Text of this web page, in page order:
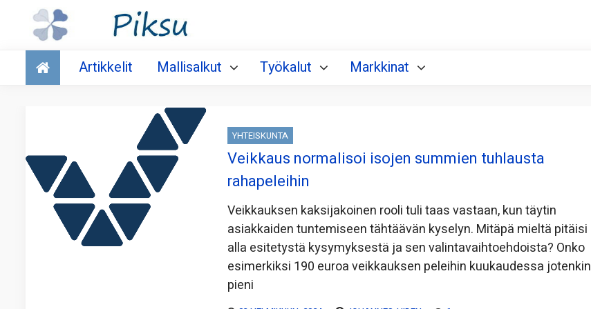
Talous
Artikkelit Mallisalkut Työkalut Markkinat
YHTEISKUNTA
Veikkaus normalisoi isojen summien tuhlausta
rahapeleihin
Veikkauksen kaksijakoinen rooli tuli taas vastaan, kun täytin
asiakkaiden tuntemiseen tähtäävän kyselyn. Mitäpä mieltä pitäisi
alla esitetystä kysymyksestä ja sen valintavaihtoehdoista? Onko
esimerkiksi 190 euroa veikkauksen peleihin kuukaudessa jotenkin
pieni